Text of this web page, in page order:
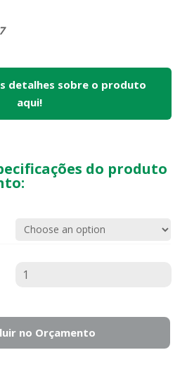
detalhes sobre o produto
aqui!
do produto
no Orçamento